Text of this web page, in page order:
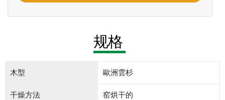
规格
木型 歐洲雲杉
干燥方法 窑烘干的